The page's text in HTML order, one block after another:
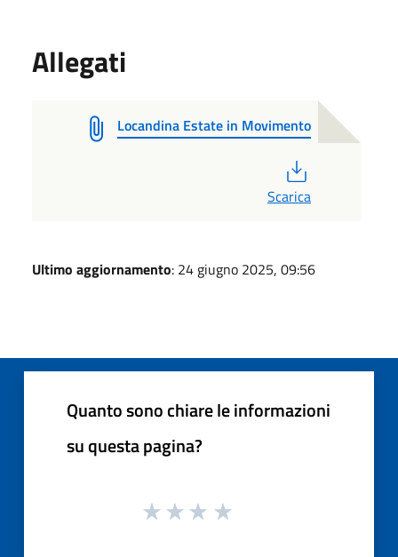
Allegati
Locandina Estate in Movimento
Scarica
Ultimo aggiornamento: 24 giugno 2025, 09:56
Quanto sono chiare le informazioni
su questa pagina?